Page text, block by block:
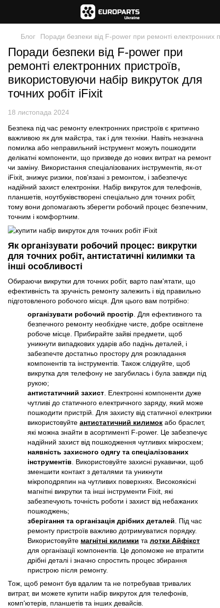
Блог Поради безпеки від F-power при ремонті електронних
Поради безпеки від F-power при
ремонті електронних пристроїв,
використовуючи набір викруток для
точних робіт iFixit
18 листопада 2024
Безпека під час ремонту електронних пристроїв є критично
важливою як для майстра, так і для техніки. Навіть незначна
помилка або неправильний інструмент можуть пошкодити
делікатні компоненти, що призведе до нових витрат на ремонт
чи заміну. Використання спеціалізованих інструментів, як-от
iFixit, знижує ризики, пов’язані з ремонтом, і забезпечує
надійний захист електроніки. Набір викруток для телефонів,
планшетів, ноутбуківстворені спеціально для точних робіт,
тому вони допомагають зберегти робочий процес безпечним,
точним і комфортним.
Як організувати робочий процес: викрутки
для точних робіт, антистатичні килимки та
інші особливості
Обираючи викрутки для точних робіт, варто пам'ятати, що
ефективність та зручність ремонту залежить і від правильно
підготовленого робочого місця. Для цього вам потрібно:
організувати робочий простір . Для ефективного та
безпечного ремонту необхідне чисте, добре освітлене
робоче місце. Прибирайте зайві предмети, щоб
уникнути випадкових ударів або падінь деталей, і
забезпечте достатньо простору для розкладання
компонентів та інструментів. Також слідкуйте, щоб
викрутка для телефону не загубилась і була завжди під
рукою;
антистатичний захист . Електронні компоненти дуже
чутливі до статичного електричного заряду, який може
пошкодити пристрій. Для захисту від статичної електрики
використовуйте антистатичний килимок або браслет,
які можна знайти в асортименті F-power. Це забезпечує
надійний захист від пошкодження чутливих мікросхем;
наявність захисного одягу та спеціалізованих
інструментів . Використовуйте захисні рукавички, щоб
зменшити контакт з деталями та уникнути
мікроподряпин на чутливих поверхнях. Високоякісні
магнітні викрутки та інші інструменти Fixit, які
забезпечують точність роботи і захист від небажаних
пошкоджень;
зберігання та організація дрібних деталей . Під час
ремонту пристроїв важливо дотримуватися порядку.
Використовуйте магнітні килимки та лотки Айфікст
для організації компонентів. Це допоможе не втратити
дрібні деталі і значно спростить процес збирання
пристрою після ремонту.
Тож, щоб ремонт був вдалим та не потребував тривалих
витрат, ви можете купити набір викруток для телефонів,
комп'ютерів, планшетів та інших девайсів.